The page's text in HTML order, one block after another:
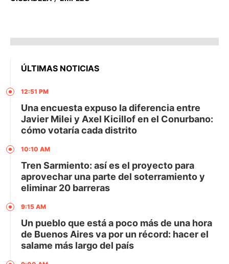
ÚLTIMAS NOTICIAS
12:51 PM
Una encuesta expuso la diferencia entre
Javier Milei y Axel Kicillof en el Conurbano:
cómo votaría cada distrito
10:10 AM
Tren Sarmiento: así es el proyecto para
aprovechar una parte del soterramiento y
eliminar 20 barreras
9:15 AM
Un pueblo que está a poco más de una hora
de Buenos Aires va por un récord: hacer el
salame más largo del país